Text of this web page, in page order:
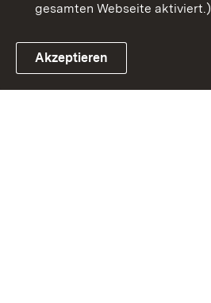
Link zum Landesportal
gesamten Webseite aktiviert.)
Akzeptieren